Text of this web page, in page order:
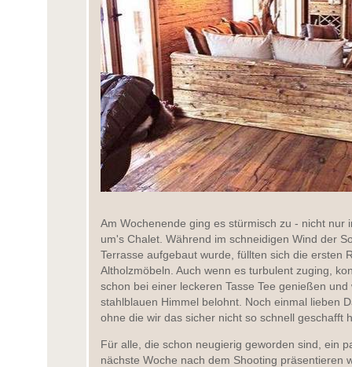
Am Wochenende ging es stürmisch zu - nicht nur
um's Chalet. Während im schneidigen Wind der
Terrasse aufgebaut wurde, füllten sich die ersten
Altholzmöbeln. Auch wenn es turbulent zuging,
schon bei einer leckeren Tasse Tee genießen
stahlblauen Himmel belohnt. Noch einmal lieben
ohne die wir das sicher nicht so schnell geschafft
Für alle, die schon neugierig geworden sind, ein
nächste Woche nach dem Shooting präsentieren